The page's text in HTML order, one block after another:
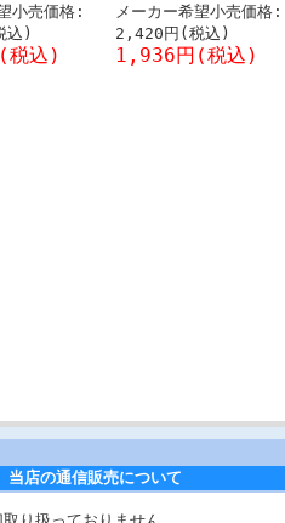
小売価格:
込)
税込)
メーカー希望小売価格:
2,420円(税込)
1,936円(税込)
当店の通信販売について